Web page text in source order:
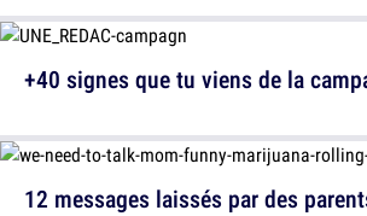
12 messages laissés par des
+40 signes que tu viens de la